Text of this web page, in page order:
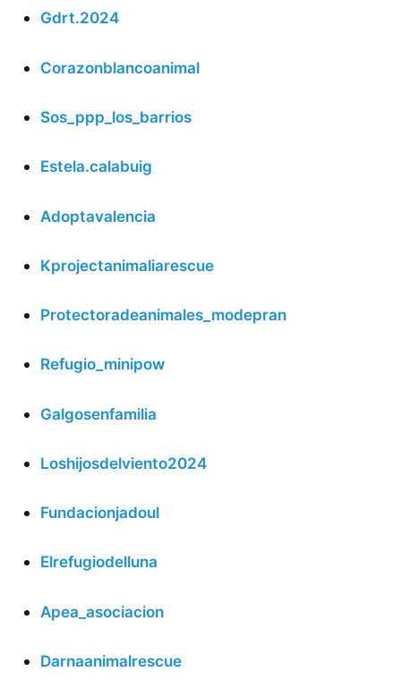
Gdrt.2024
Corazonblancoanimal
Sos_ppp_los_barrios
Estela.calabuig
Adoptavalencia
Kprojectanimaliarescue
Protectoradeanimales_modepran
Refugio_minipow
Galgosenfamilia
Loshijosdelviento2024
Fundacionjadoul
Elrefugiodelluna
Apea_asociacion
Darnaanimalrescue